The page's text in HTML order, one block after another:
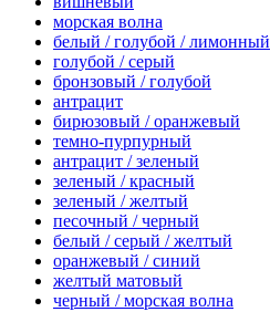
морская волна
белый / голубой / лимонный
голубой / серый
бронзовый / голубой
антрацит
бирюзовый / оранжевый
темно-пурпурный
антрацит / зеленый
зеленый / красный
зеленый / желтый
песочный / черный
белый / серый / желтый
оранжевый / синий
желтый матовый
черный / морская волна